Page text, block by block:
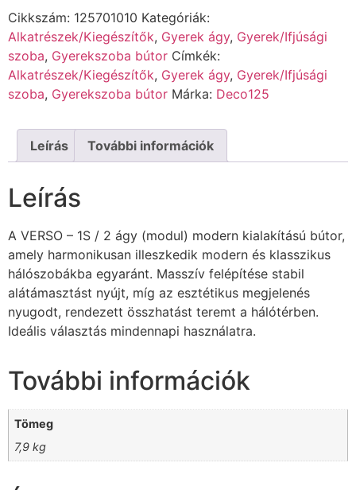
Cikkszám: 125701010 Kategóriák:
Alkatrészek/Kiegészítők, Gyerek ágy, Gyerek/Ifjúsági
szoba, Gyerekszoba bútor Címkék:
Alkatrészek/Kiegészítők, Gyerek ágy, Gyerek/Ifjúsági
szoba, Gyerekszoba bútor Márka: Deco125
Leírás További információk
Leírás
A VERSO – 1S / 2 ágy (modul) modern kialakítású bútor,
amely harmonikusan illeszkedik modern és klasszikus
hálószobákba egyaránt. Masszív felépítése stabil
alátámasztást nyújt, míg az esztétikus megjelenés
nyugodt, rendezett összhatást teremt a hálótérben.
Ideális választás mindennapi használatra.
További információk
Tömeg
7,9 kg